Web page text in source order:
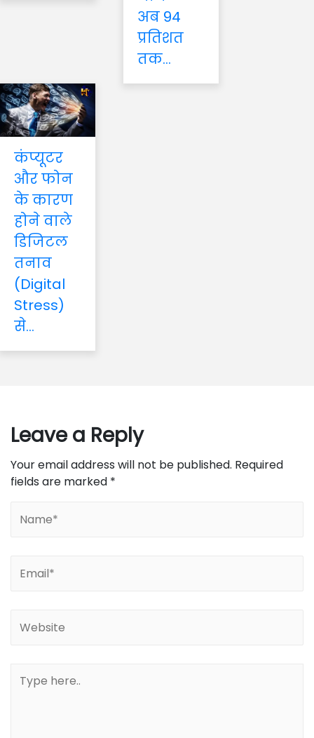
अब 94
प्रतिशत
तक...
कंप्यूटर
और फोन
के कारण
होने वाले
डिजिटल
तनाव
(Digital
Stress)
से...
Leave a Reply
Your email address will not be published. Required
fields are marked *